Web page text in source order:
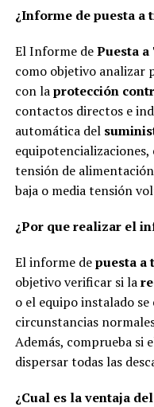
¿Informe de puesta a
El Informe dePuesta
como objetivo analizar
con laprotección
contactos directos e
automática del
tensión de
baja o media tensión
¿Por que realizar el
El informe depuesta a
objetivo verificar si la
o el equipo instalado
circunstancias
Además, comprueba si
dispersar todas las
¿Cual es la ventaja